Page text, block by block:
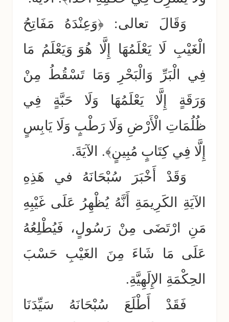
وَقَالَ تعالى: ﴿وَعِنْدَهُ مَفَاتِحُ
الْغَيْبِ لَا يَعْلَمُهَا إِلَّا هُوَ وَيَعْلَمُ مَا
فِي الْبَرِّ وَالْبَحْرِ وَمَا تَسْقُطُ مِنْ
وَرَقَةٍ إِلَّا يَعْلَمُهَا وَلَا حَبَّةٍ فِي
ظُلُمَاتِ الْأَرْضِ وَلَا رَطْبٍ وَلَا يَابِسٍ
إِلَّا فِي كِتَابٍ مُبِينٍ﴾. الآيَةَ.
وَقَدْ أَخْبَرَ سُبْحَانَهُ في هَذِهِ
الآيَةِ الكَرِيمَةِ أَنَّهُ يُظْهِرُ عَلَى غَيْبِهِ
مَنِ ارْتَضَى مِنْ رَسُولٍ، فَيُطْلِعُهُ
عَلَى مَا شَاءَ مِنَ الغَيْبِ حَسْبَ
الحِكْمَةِ الإِلَهِيَّةِ.
فَقَدْ أَطْلَعَ سُبْحَانَهُ سَيِّدَنَا